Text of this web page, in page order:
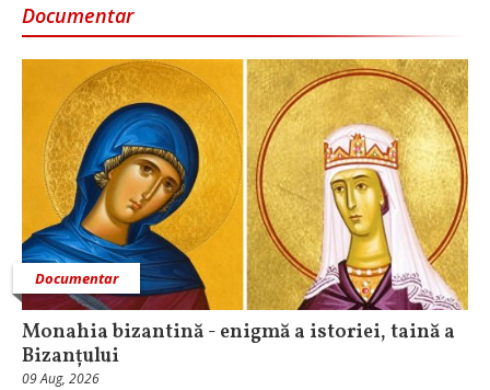
Documentar
Documentar
Monahia bizantină - enigmă a istoriei, taină a
Bizanțului
09 Aug, 2026